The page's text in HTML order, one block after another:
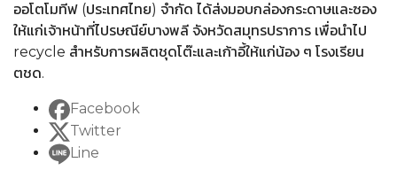
ออโตโมทีฟ (ประเทศไทย) จำกัด ได้ส่งมอบกล่องกระดาษและซอง
ให้แก่เจ้าหน้าที่ไปรษณีย์บางพลี จังหวัดสมุทรปราการ เพื่อนำไป
recycle สำหรับการผลิตชุดโต๊ะและเก้าอี้ให้แก่น้อง ๆ โรงเรียน
ตชด.
Facebook
Twitter
Line